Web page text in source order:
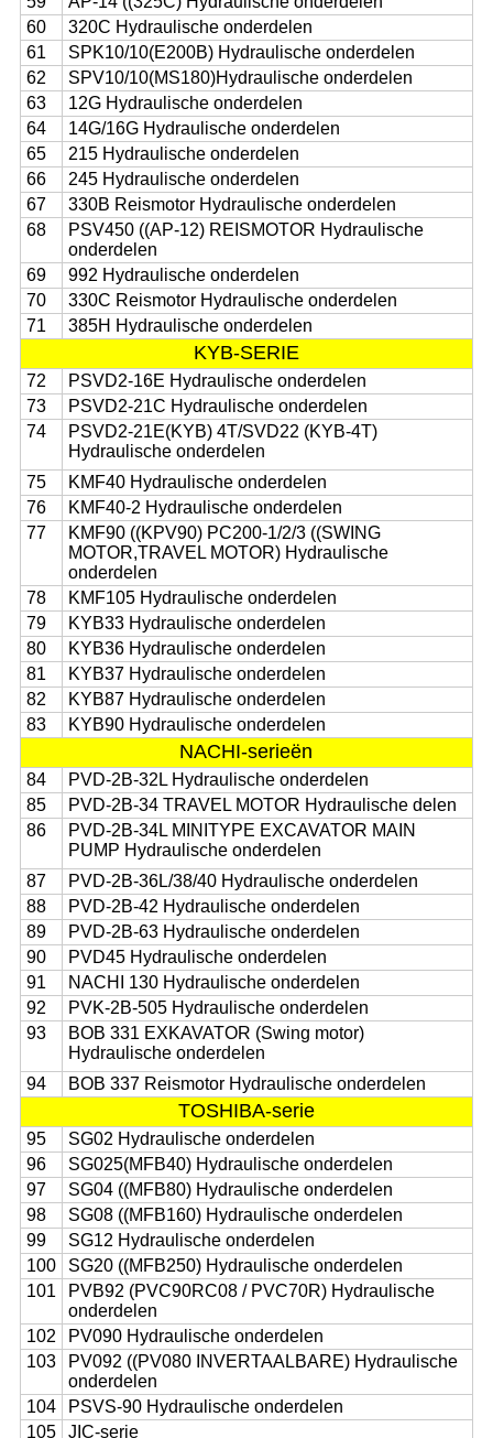
60
320C Hydraulische onderdelen
61
SPK10/10(E200B) Hydraulische onderdelen
62
SPV10/10(MS180)Hydraulische onderdelen
63
12G Hydraulische onderdelen
64
14G/16G Hydraulische onderdelen
65
215 Hydraulische onderdelen
66
245 Hydraulische onderdelen
67
330B Reismotor Hydraulische onderdelen
68
PSV450 ((AP-12) REISMOTOR Hydraulische
onderdelen
69
992 Hydraulische onderdelen
70
330C Reismotor Hydraulische onderdelen
71
385H Hydraulische onderdelen
KYB-SERIE
72
PSVD2-16E Hydraulische onderdelen
73
PSVD2-21C Hydraulische onderdelen
74
PSVD2-21E(KYB) 4T/SVD22 (KYB-4T)
Hydraulische onderdelen
75
KMF40 Hydraulische onderdelen
76
KMF40-2 Hydraulische onderdelen
77
KMF90 ((KPV90) PC200-1/2/3 ((SWING
MOTOR,TRAVEL MOTOR) Hydraulische
onderdelen
78
KMF105 Hydraulische onderdelen
79
KYB33 Hydraulische onderdelen
80
KYB36 Hydraulische onderdelen
81
KYB37 Hydraulische onderdelen
82
KYB87 Hydraulische onderdelen
83
KYB90 Hydraulische onderdelen
NACHI-serieën
84
PVD-2B-32L Hydraulische onderdelen
85
PVD-2B-34 TRAVEL MOTOR Hydraulische delen
86
PVD-2B-34L MINITYPE EXCAVATOR MAIN
PUMP Hydraulische onderdelen
87
PVD-2B-36L/38/40 Hydraulische onderdelen
88
PVD-2B-42 Hydraulische onderdelen
89
PVD-2B-63 Hydraulische onderdelen
90
PVD45 Hydraulische onderdelen
91
NACHI 130 Hydraulische onderdelen
92
PVK-2B-505 Hydraulische onderdelen
93
BOB 331 EXKAVATOR (Swing motor)
Hydraulische onderdelen
94
BOB 337 Reismotor Hydraulische onderdelen
TOSHIBA-serie
95
SG02 Hydraulische onderdelen
96
SG025(MFB40) Hydraulische onderdelen
97
SG04 ((MFB80) Hydraulische onderdelen
98
SG08 ((MFB160) Hydraulische onderdelen
99
SG12 Hydraulische onderdelen
100
SG20 ((MFB250) Hydraulische onderdelen
101
PVB92 (PVC90RC08 / PVC70R) Hydraulische
onderdelen
102
PV090 Hydraulische onderdelen
103
PV092 ((PV080 INVERTAALBARE) Hydraulische
onderdelen
104
PSVS-90 Hydraulische onderdelen
105
JIC-serie